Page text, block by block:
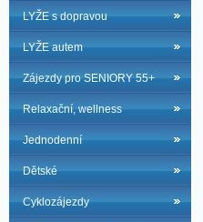
LYŽE s dopravou
LYŽE autem
Zájezdy pro SENIORY 55+
Relaxační, wellness
Jednodenní
Dětské
Cyklozájezdy